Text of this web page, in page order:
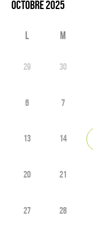
L M
29 30
6 7
13 14
20 21
27 28